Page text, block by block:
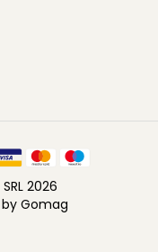
2026
Gomag